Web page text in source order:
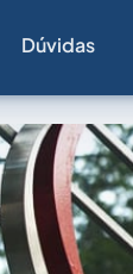
Dúvidas